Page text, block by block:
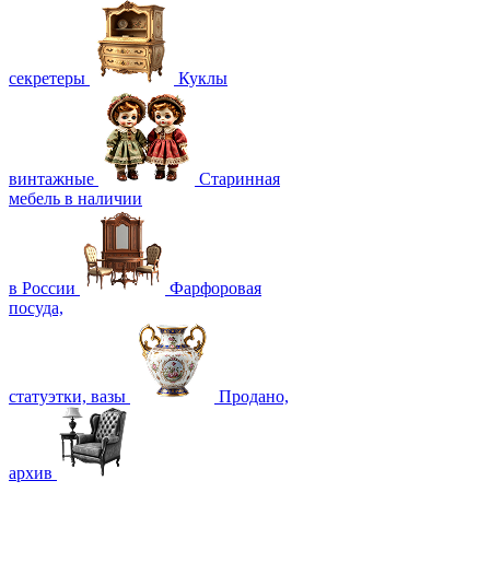
секретеры Куклы
винтажные
Старинная
мебель в наличии
в России
Фарфоровая
посуда,
статуэтки, вазы Продано,
архив